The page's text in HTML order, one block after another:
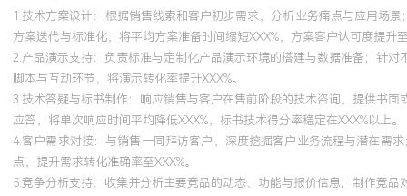
1.技术方案设计：根据销售线索和客户初步需求，分析业务痛点与应用场
方案迭代与标准化，将平均方案准备时间缩短XXX%，方案客户认可度提升
2.产品演示支持：负责标准与定制化产品演示环境的搭建与数据准备；针
脚本与互动环节，将演示转化率提升XXX%。
3.技术答疑与标书制作：响应销售与客户在售前阶段的技术咨询，提供书
应答，将单次响应时间平均降低XXX%，标书技术得分率稳定在XXX%以上。
4.客户需求对接：与销售一同拜访客户，深度挖掘客户业务流程与潜在需
点，提升需求转化准确率至XXX%。
5.竞争分析支持：收集并分析主要竞品的动态、功能与报价信息；制作竞